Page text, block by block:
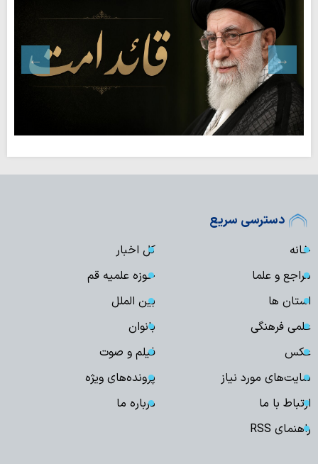
دسترسی سریع
خانه
کل اخبار
مراجع و علما
حوزه علمیه قم
استان ها
بین الملل
علمی فرهنگی
بانوان
عکس
فیلم و صوت
سایت‌های مورد نیاز
پرونده‌های ویژه
ارتباط با ما
درباره ما
راهنمای RSS